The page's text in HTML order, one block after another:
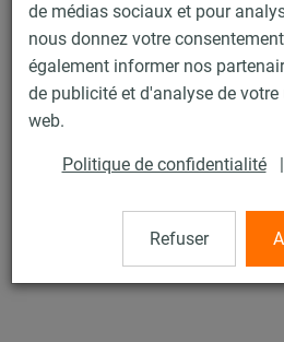
de médias sociaux et pour
nous donnez votre
également informer nos
de publicité et d'analyse de
web.
Politique de confidentialité |
Refuser
Produits Technique de fixation
Colliers insonorisés
Collier à vis
Collier
avec DÄMMGULAST® jaune,